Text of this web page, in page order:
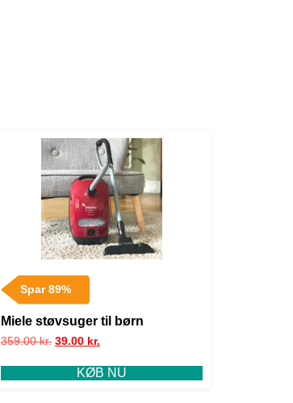
Spar 89%
Miele støvsuger til børn
359.00kr. 39.00 kr.
KØB NU